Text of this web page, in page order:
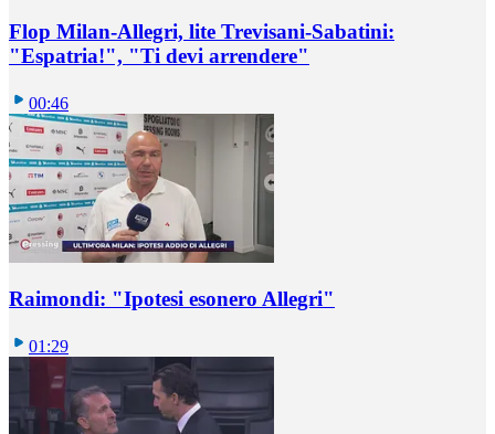
Flop Milan-Allegri, lite Trevisani-Sabatini:
"Espatria!", "Ti devi arrendere"
00:46
Raimondi: "Ipotesi esonero Allegri"
01:29